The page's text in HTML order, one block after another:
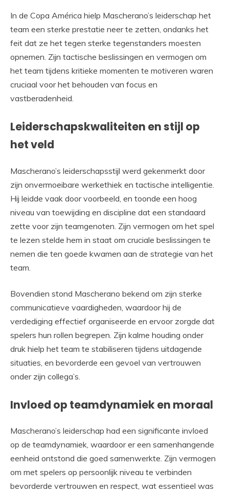
In de Copa América hielp Mascherano’s leiderschap het
team een sterke prestatie neer te zetten, ondanks het
feit dat ze het tegen sterke tegenstanders moesten
opnemen. Zijn tactische beslissingen en vermogen om
het team tijdens kritieke momenten te motiveren waren
cruciaal voor het behouden van focus en
vastberadenheid.
Leiderschapskwaliteiten en stijl op
het veld
Mascherano’s leiderschapsstijl werd gekenmerkt door
zijn onvermoeibare werkethiek en tactische intelligentie.
Hij leidde vaak door voorbeeld, en toonde een hoog
niveau van toewijding en discipline dat een standaard
zette voor zijn teamgenoten. Zijn vermogen om het spel
te lezen stelde hem in staat om cruciale beslissingen te
nemen die ten goede kwamen aan de strategie van het
team.
Bovendien stond Mascherano bekend om zijn sterke
communicatieve vaardigheden, waardoor hij de
verdediging effectief organiseerde en ervoor zorgde dat
spelers hun rollen begrepen. Zijn kalme houding onder
druk hielp het team te stabiliseren tijdens uitdagende
situaties, en bevorderde een gevoel van vertrouwen
onder zijn collega’s.
Invloed op teamdynamiek en moraal
Mascherano’s leiderschap had een significante invloed
op de teamdynamiek, waardoor er een samenhangende
eenheid ontstond die goed samenwerkte. Zijn vermogen
om met spelers op persoonlijk niveau te verbinden
bevorderde vertrouwen en respect, wat essentieel was